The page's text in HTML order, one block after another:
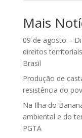
Mais
09 de agosto –
direitos
Brasil
Produção de
resistência do
Na Ilha do
ambiental e do
PGTA